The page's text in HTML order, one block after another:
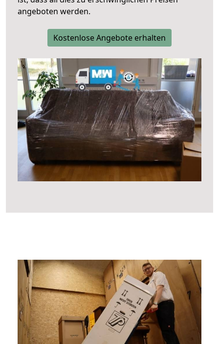
angeboten werden.
Kostenlose Angebote erhalten